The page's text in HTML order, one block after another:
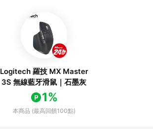
Logitech 羅技 MX Master
3S 無線藍牙滑鼠｜石墨灰
1%
本商品 (最高回饋100點)